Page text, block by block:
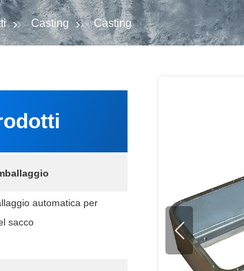
Casting Casting
automatica per
sacco